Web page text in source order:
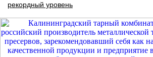
рекордный уровень